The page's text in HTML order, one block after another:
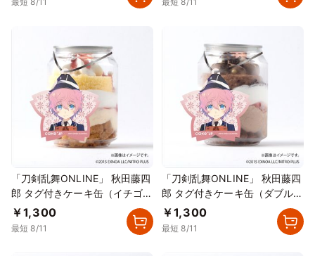
「刀剣乱舞ONLINE」 秋田藤四
郎 タグ付きケーキ缶（イチゴカ
スタード）
￥1,300
最短 8/11
「刀剣乱舞ONLINE」 秋田藤四
郎 タグ付きケーキ缶（ダブルチ
ョコレート）
￥1,300
最短 8/11